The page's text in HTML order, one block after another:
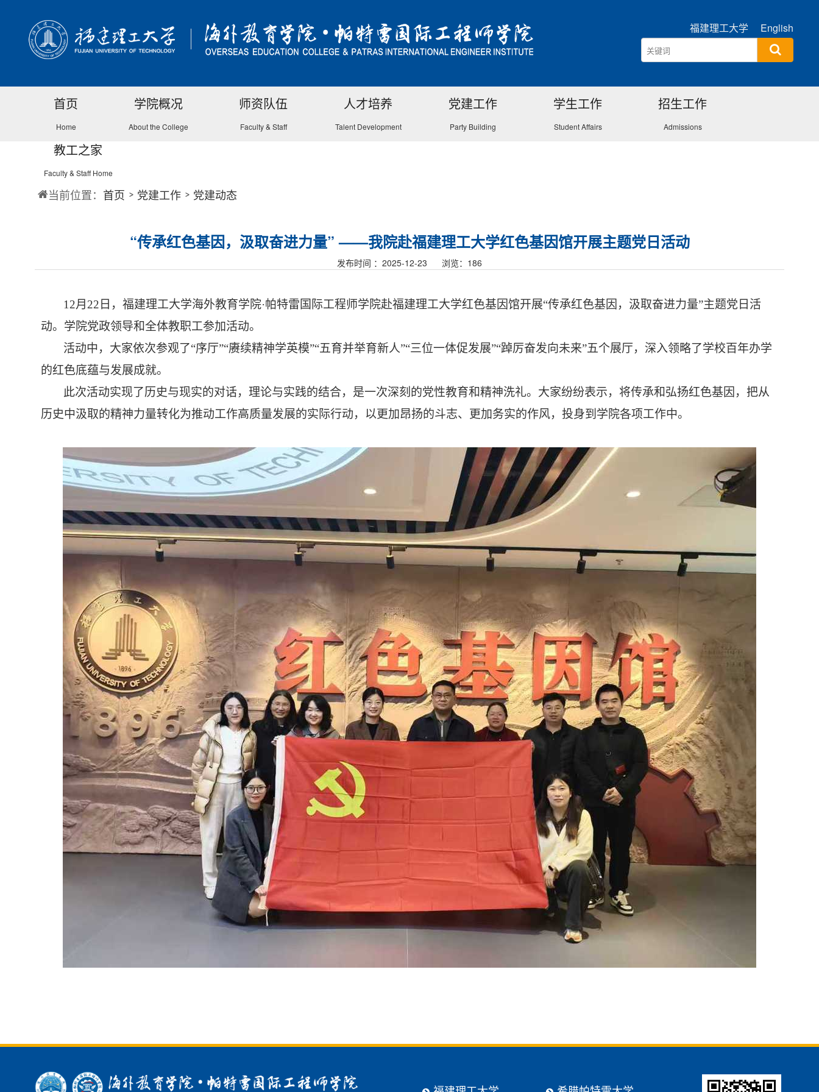
福建理工大学 English
首页
Home
学院概况
About the College
师资队伍
Faculty & Staff
人才培养
Talent Development
党建工作
Party Building
学生工作
Student Affairs
招生工作
Admissions
教工之家
Faculty & Staff Home
当前位置： 首页 党建工作 党建动态
“传承红色基因，汲取奋进力量” ——我院赴福建理工大学红色基因馆开展主题党日活动
发布时间 ：2025-12-23 浏览： 186
12月 22 日，福建理工大学海外教育学院·帕特雷国际工程师学院赴福建理工大学红色基因馆开展“传承红色基因，汲取奋进力量”主题党日活
动。 学院党政领导和全体教职工参加活动。
活动中，大家依次参观了“序厅”“赓续精神学英模”“五育并举育新人”“三位一体促发展”“踔厉奋发向未来”五个展厅，深入领略了学校百年办学
的红色底蕴与发展成就。
此次活动实现了历史与现实的对话，理论与实践的结合，是一次深刻的党性教育和精神洗礼。大家纷纷表示，将传承和弘扬红色基因，把从
历史中汲取的精神力量转化为推动工作高质量发展的实际行动，以更加昂扬的斗志、更加务实的作风，投身到学院各项工作中。